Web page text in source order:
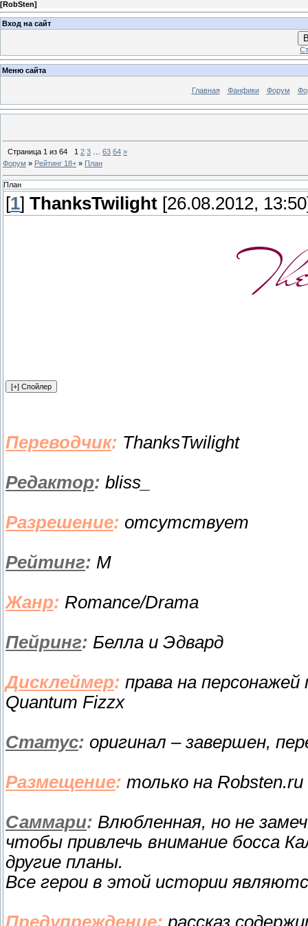
[RobSten]
Вход на сайт
Меню сайта
Главная Фанфики Форум
Страница 1 из 64 1 2 3 63 64 »
Форум » Рейтинг 18+ » План
План
[1] ThanksTwilight [26.08.2012,
Переводчик: ThanksTwilight
Редактор: bliss_
Разрешение: отсутствует
Рейтинг: М
Жанр: Romance/Drama
Пейринг: Белла и Эдвард
Дисклеймер: права на
Quantum Fizzx
Статус: оригинал – завершен,
Размещение: только на Robsten.ru
Саммари: Влюбленная, но не
чтобы привлечь внимание босса
другие планы.
Все герои в этой истории
Предупреждение: рассказ